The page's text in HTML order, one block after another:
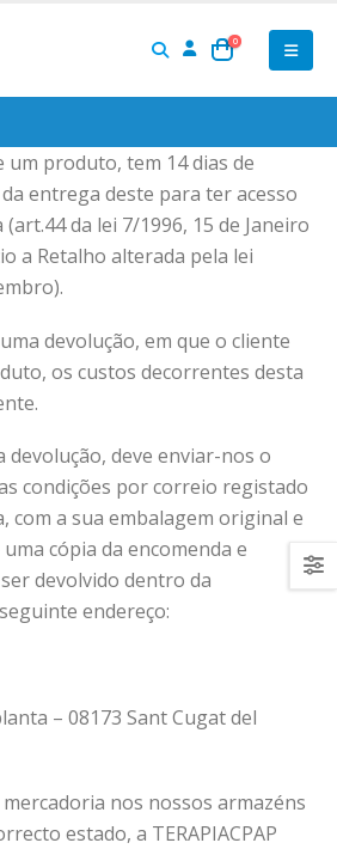
0
um produto, tem 14 dias de
entrega deste para ter acesso
da lei 7/1996, 15 de Janeiro
a Retalho alterada pela lei
devolução, em que o cliente
os custos decorrentes desta
devolução, deve enviar-nos o
condições por correio registado
com a sua embalagem original e
cópia da encomenda e
devolvido dentro da
endereço:
– 08173 Sant Cugat del
nos nossos armazéns
estado, a TERAPIACPAP